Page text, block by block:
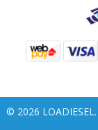
© 2026